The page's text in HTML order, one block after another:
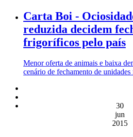
Carta Boi -
reduzida decidem
frigoríficos pelo país
Menor oferta de animais e baixa
cenário de fechamento de
30
jun
2015